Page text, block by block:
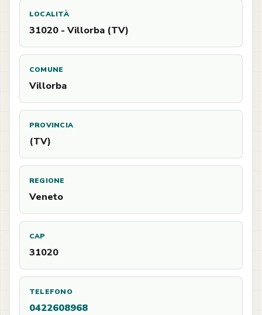
LOCALITÀ
31020 - Villorba (TV)
COMUNE
Villorba
PROVINCIA
(TV)
REGIONE
Veneto
CAP
31020
TELEFONO
0422608968